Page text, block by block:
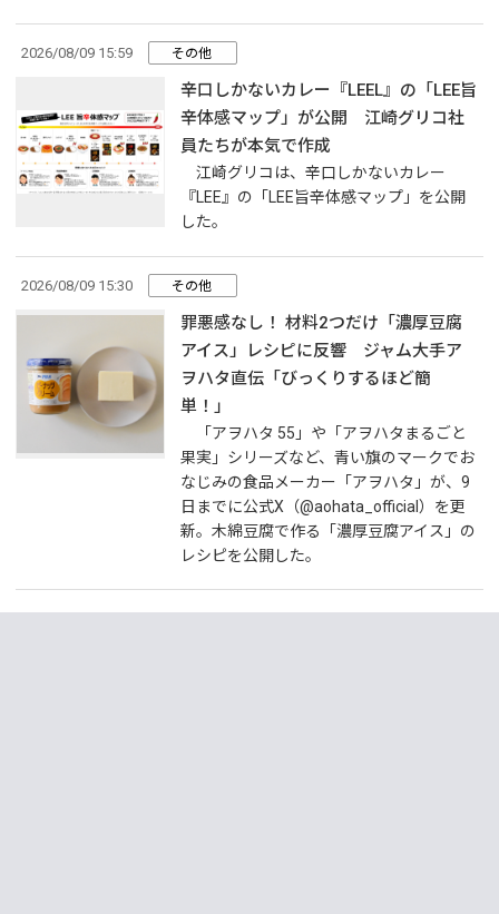
2026/08/09 15:59 その他
辛口しかないカレー『LEEL』の「LEE旨
辛体感マップ」が公開 江崎グリコ社
員たちが本気で作成
江崎グリコは、辛口しかないカレー
『LEE』の「LEE旨辛体感マップ」を公開
した。
2026/08/09 15:30 その他
罪悪感なし！ 材料2つだけ「濃厚豆腐
アイス」レシピに反響 ジャム大手ア
ヲハタ直伝「びっくりするほど簡
単！」
「アヲハタ 55」や「アヲハタまるごと
果実」シリーズなど、青い旗のマークでお
なじみの食品メーカー「アヲハタ」が、9
日までに公式X（@aohata_official）を更
新。木綿豆腐で作る「濃厚豆腐アイス」の
レシピを公開した。